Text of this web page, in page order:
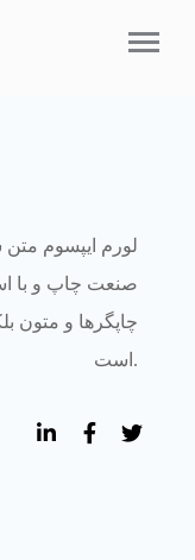
لورم ایپسوم متن
صنعت چاپ و با
چاپگرها و متون
است.